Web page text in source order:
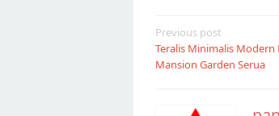
Post
navigation
Previous post
Teralis Minimalis
Mansion Garden Serua